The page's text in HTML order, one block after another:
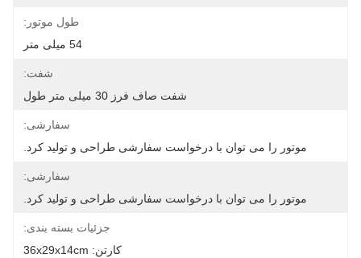
طول موتور:
54 میلی متر
شفت:
شفت صاف فرز 30 میلی متر طول
سفارشی:
موتور را می توان با درخواست سفارشی طراحی و تولید کرد.
سفارشی:
موتور را می توان با درخواست سفارشی طراحی و تولید کرد.
جزئیات بسته بندی:
کارتن: 36x29x14cm